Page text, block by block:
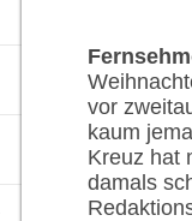
vor
kaum
Kreuz hat
damals